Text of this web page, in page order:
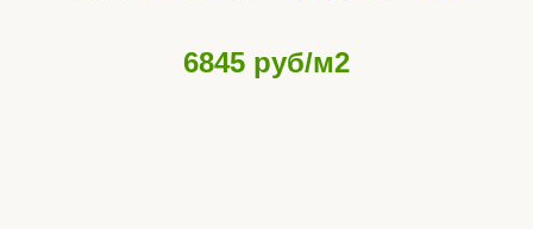
6845 руб/м2